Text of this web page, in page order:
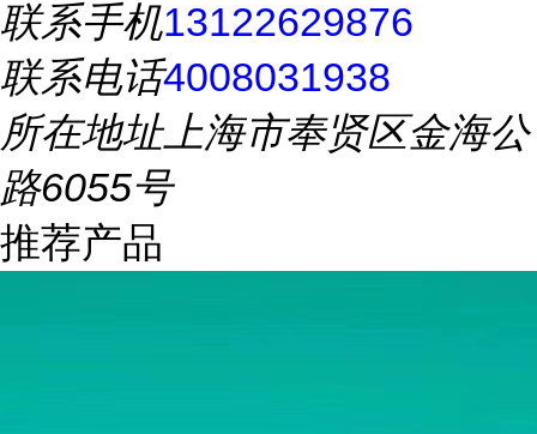
联系手机13122629876
联系电话4008031938
所在地址上海市奉贤区金海公
路6055号
推荐产品